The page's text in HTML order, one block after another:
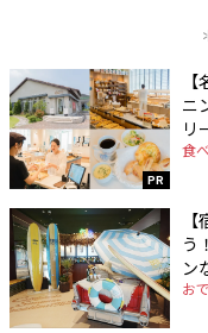
PR
ニ
リ
食
う
ン
お